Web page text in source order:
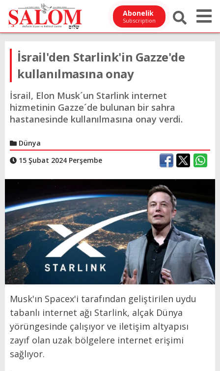
Abonelik
Subscription
İsrail'den Starlink'in Gazze'de
kullanılmasına onay
İsrail, Elon Musk´un Starlink internet
hizmetinin Gazze´de bulunan bir sahra
hastanesinde kullanılmasına onay verdi.
Dünya
15 Şubat 2024 Perşembe
Musk'ın Spacex'i tarafından geliştirilen uydu
tabanlı internet ağı Starlink, alçak Dünya
yörüngesinde çalışıyor ve iletişim altyapısı
zayıf olan uzak bölgelere internet erişimi
sağlıyor.